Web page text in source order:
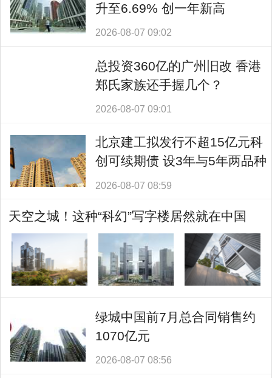
升至6.69% 创一年新高
2026-08-07 09:02
总投资360亿的广州旧改 香港
郑氏家族还手握几个？
2026-08-07 09:01
北京建工拟发行不超15亿元科
创可续期债 设3年与5年两品种
2026-08-07 08:59
天空之城！这种“科幻”写字楼居然就在中国
绿城中国前7月总合同销售约
1070亿元
2026-08-07 08:56